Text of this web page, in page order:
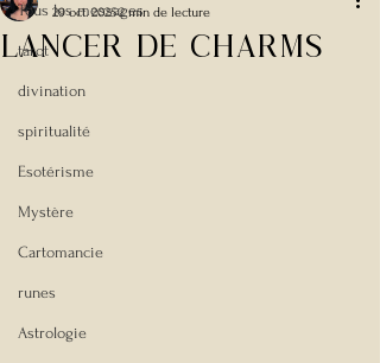
Tous les messages
tarot
divination
spiritualité
Esotérisme
Mystère
Cartomancie
runes
Astrologie
Lancer de Charms
29 oct. 20252 min de lecture